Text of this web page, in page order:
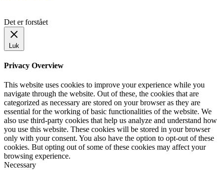
Det er forstået
Luk
Privacy Overview
This website uses cookies to improve your experience while you
navigate through the website. Out of these, the cookies that are
categorized as necessary are stored on your browser as they are
essential for the working of basic functionalities of the website. We
also use third-party cookies that help us analyze and understand how
you use this website. These cookies will be stored in your browser
only with your consent. You also have the option to opt-out of these
cookies. But opting out of some of these cookies may affect your
browsing experience.
Necessary